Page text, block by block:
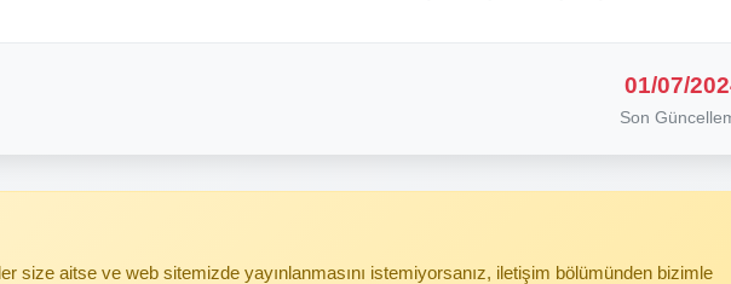
01/07/
Son
size aitse ve web sitemizde yayınlanmasını istemiyorsanız, iletişim bölümünden bizimle